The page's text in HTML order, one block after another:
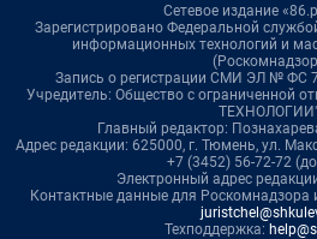
Сетевое издание
Зарегистрировано Федеральной
информационных технологий и
Запись о регистрации СМИ ЭЛ № ФС
Учредитель: Общество с ограниченной
Главный редактор:
Адрес редакции: 625000, г. Тюмень, ул.
+7 (3452) 56-72-72
Электронный адрес
Контактные данные для Роскомнадзора
Техподдержка: